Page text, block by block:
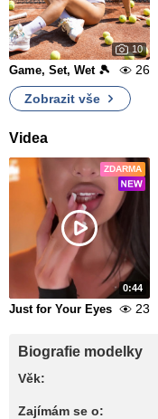
10
Game, Set, Wet 🎾 26
Zobrazit vše
Videa
ZDARMA
0:44
Just for Your Eyes 23
Biografie modelky
Věk:
Zajímám se o: